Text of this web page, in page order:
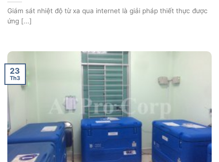
Giám sát nhiệt độ từ xa qua internet là giải pháp thiết thực được
ứng [...]
23
Th3